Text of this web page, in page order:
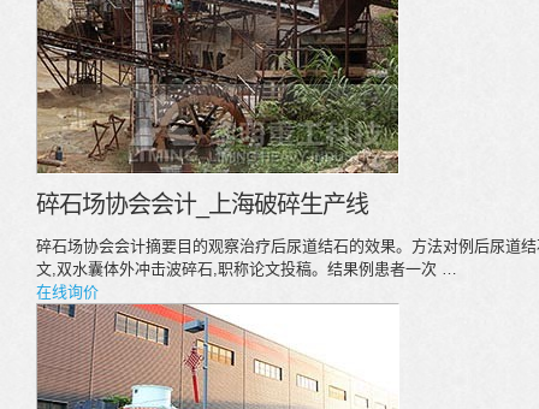
碎石场协会会计_上海破碎生产线
碎石场协会会计摘要目的观察治疗后尿道结石的效果。方法对例后尿道
文,双水囊体外冲击波碎石,职称论文投稿。结果例患者一次 …
在线询价